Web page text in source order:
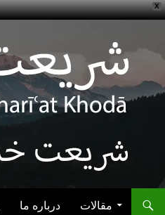
X
مقالات درباره ما